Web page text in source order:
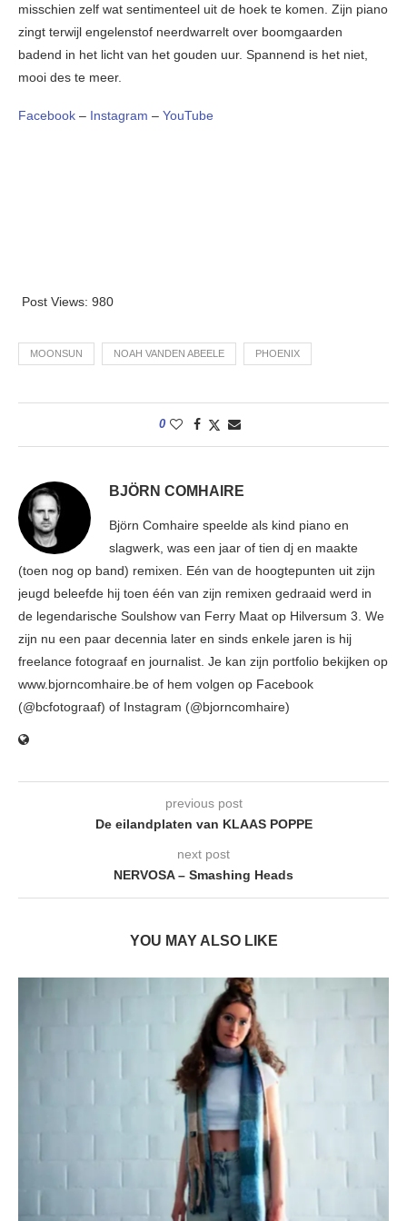
misschien zelf wat sentimenteel uit de hoek te komen. Zijn piano
zingt terwijl engelenstof neerdwarrelt over boomgaarden
badend in het licht van het gouden uur. Spannend is het niet,
mooi des te meer.
Facebook – Instagram – YouTube
Post Views: 980
MOONSUN NOAH VANDEN ABEELE PHOENIX
0
BJÖRN COMHAIRE
Björn Comhaire speelde als kind piano en
slagwerk, was een jaar of tien dj en maakte
(toen nog op band) remixen. Eén van de hoogtepunten uit zijn
jeugd beleefde hij toen één van zijn remixen gedraaid werd in
de legendarische Soulshow van Ferry Maat op Hilversum 3. We
zijn nu een paar decennia later en sinds enkele jaren is hij
freelance fotograaf en journalist. Je kan zijn portfolio bekijken op
www.bjorncomhaire.be of hem volgen op Facebook
(@bcfotograaf) of Instagram (@bjorncomhaire)
previous post
De eilandplaten van KLAAS POPPE
next post
NERVOSA – Smashing Heads
YOU MAY ALSO LIKE